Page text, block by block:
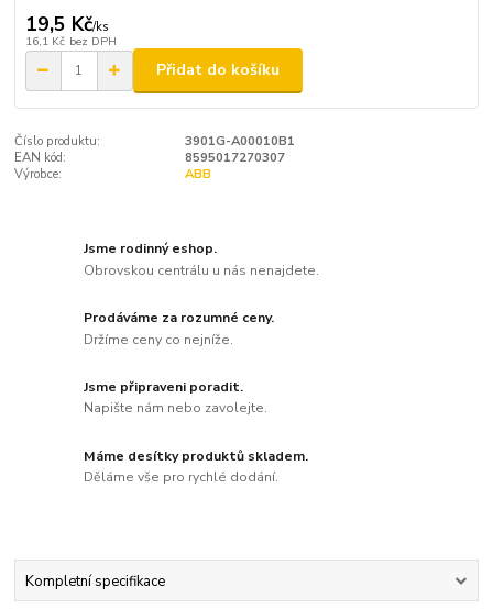
19,5 Kč/ks
16,1 Kč bez DPH
Přidat do košíku
Číslo produktu:
3901G-A00010B1
EAN kód:
8595017270307
Výrobce:
ABB
Jsme rodinný eshop.
Obrovskou centrálu u nás nenajdete.
Prodáváme za rozumné ceny.
Držíme ceny co nejníže.
Jsme připraveni poradit.
Napište nám nebo zavolejte.
Máme desítky produktů skladem.
Děláme vše pro rychlé dodání.
Kompletní specifikace